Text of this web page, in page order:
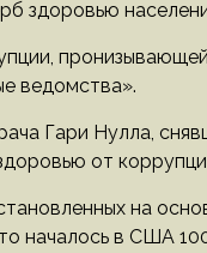
здоровью
ведомства».
Гари Нулла,
от
на
началось в США